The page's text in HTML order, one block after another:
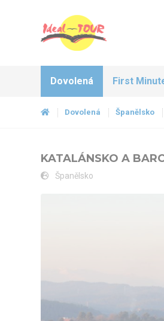
Dovolená First
Dovolená Španělsko
KATALÁNSKO A
Španělsko